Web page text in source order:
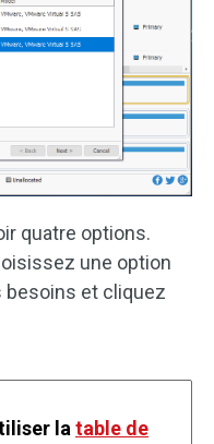
quatre options.
une option
besoins et cliquez
la table de